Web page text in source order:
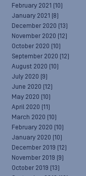
February 2021 (10)
January 2021 (8)
December 2020 (13)
November 2020 (12)
October 2020 (10)
September 2020 (12)
August 2020 (10)
July 2020 (9)
June 2020 (12)
May 2020 (10)
April 2020 (11)
March 2020 (10)
February 2020 (10)
January 2020 (10)
December 2019 (12)
November 2019 (9)
October 2019 (13)